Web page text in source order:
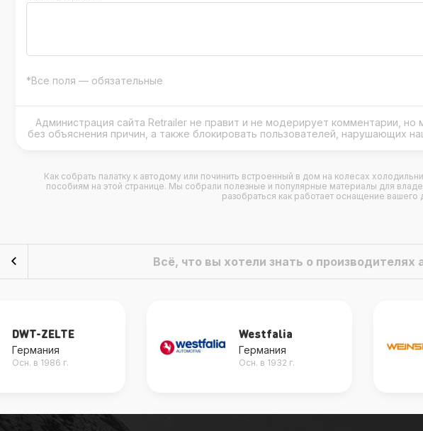
*Все поля — обязательные
Администрация сайта Retrailer не правит и не модерирует комментарии,
без объяснения причин, а также блокировать пользователей, нарушающих
Как собрать палатку к автодому или починить встроенный в дом на колесах
пособиям на этой странице. Мы собрали полезные и популярные материалы для
разобраться как работает оснащение вашего
Всё, что вы хотели знать о
Westfalia
Германия
Осн. в 1932 г.
Weinsberg
Германия
Осн. в 1912 г.